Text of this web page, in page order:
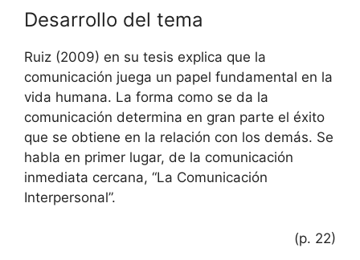
Desarrollo del tema
Ruiz (2009) en su tesis explica que la
comunicación juega un papel fundamental en la
vida humana. La forma como se da la
comunicación determina en gran parte el éxito
que se obtiene en la relación con los demás. Se
habla en primer lugar, de la comunicación
inmediata cercana, “La Comunicación
Interpersonal”.
(p. 22)